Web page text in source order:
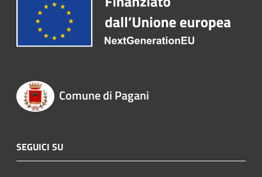
Comune di Pagani
SEGUICI SU